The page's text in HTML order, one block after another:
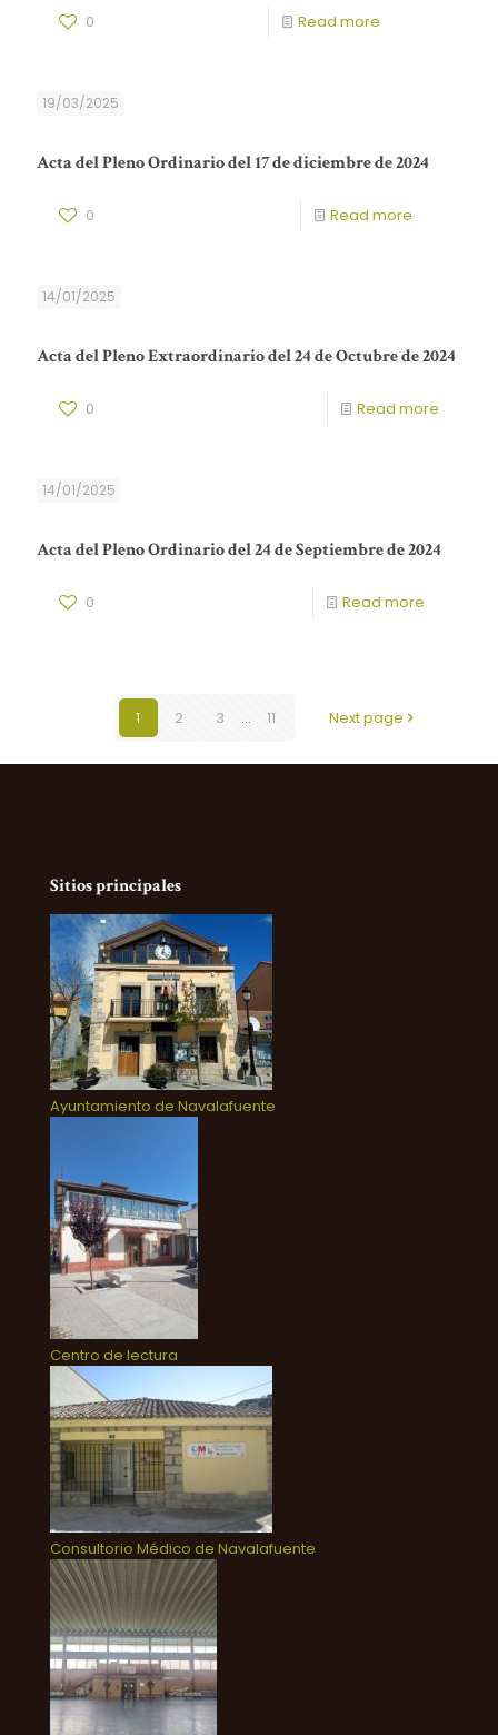
0 Read more
19/03/2025
Acta del Pleno Ordinario del 17 de diciembre de 2024
0 Read more
14/01/2025
Acta del Pleno Extraordinario del 24 de Octubre de 2024
0 Read more
14/01/2025
Acta del Pleno Ordinario del 24 de Septiembre de 2024
0 Read more
1 2 3 ... 11 Next page
Sitios principales
Ayuntamiento de Navalafuente
Centro de lectura
Consultorio Médico de Navalafuente